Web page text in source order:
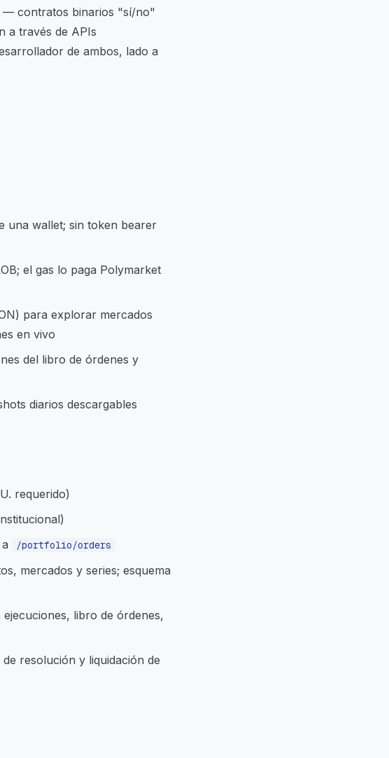
— contratos binarios "sí/no"
a través de APIs
de ambos, lado a
una wallet; sin token bearer
el gas lo paga Polymarket
para explorar mercados
en vivo
del libro de órdenes y
diarios descargables
requerido)
/portfolio/orders
mercados y series; esquema
libro de órdenes,
resolución y liquidación de